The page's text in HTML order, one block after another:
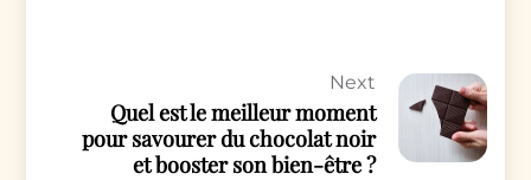
Next
Quel est le meilleur moment
pour savourer du chocolat noir
et booster son bien-être ?